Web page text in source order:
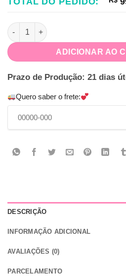
Kit Festa na Caixa Frutinhas
ADICIONAR AO
Prazo de Produção: 21 dias
Quero saber o frete:
DESCRIÇÃO
INFORMAÇÃO ADICIONAL
AVALIAÇÕES (0)
PARCELAMENTO